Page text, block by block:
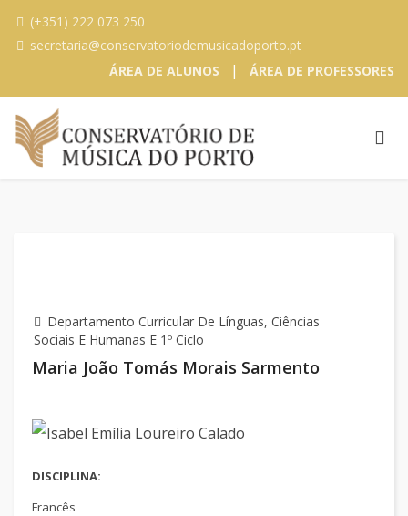
(+351) 222 073 250
secretaria@conservatoriodemusicadoporto.pt
ÁREA DE ALUNOS
| ÁREA DE PROFESSORES
Departamento Curricular De Línguas, Ciências
Sociais E Humanas E 1º Ciclo
Maria João Tomás Morais Sarmento
DISCIPLINA:
Francês